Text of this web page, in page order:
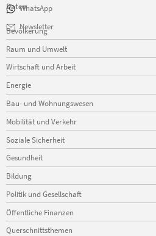
WhatsApp
Newsletter
Daten
Navigation
überspringen
Bevölkerung
Raum und Umwelt
Wirtschaft und Arbeit
Energie
Bau- und Wohnungswesen
Mobilität und Verkehr
Soziale Sicherheit
Gesundheit
Bildung
Politik und Gesellschaft
Öffentliche Finanzen
Querschnittsthemen